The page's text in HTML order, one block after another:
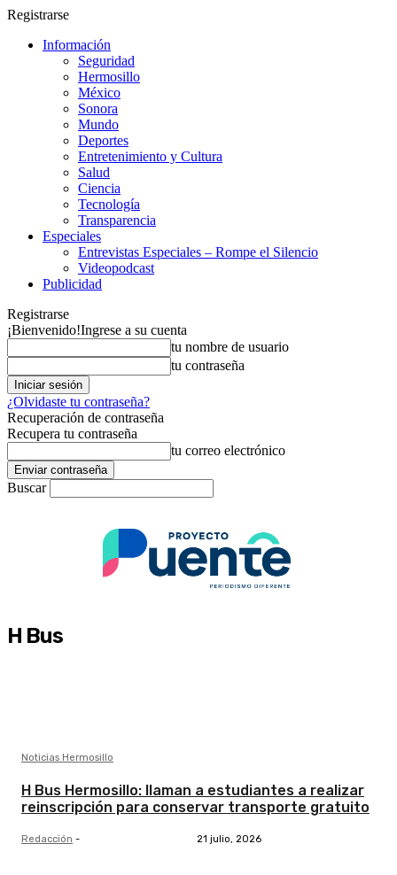
Registrarse
Información
Seguridad
Hermosillo
México
Sonora
Mundo
Deportes
Entretenimiento y Cultura
Salud
Ciencia
Tecnología
Transparencia
Especiales
Entrevistas Especiales – Rompe el Silencio
Videopodcast
Publicidad
Registrarse
¡Bienvenido!Ingrese a su cuenta
tu nombre de usuario
tu contraseña
¿Olvidaste tu contraseña?
Recuperación de contraseña
Recupera tu contraseña
tu correo electrónico
Buscar
H Bus
Noticias Hermosillo
H Bus Hermosillo: llaman a estudiantes a realizar
reinscripción para conservar transporte gratuito
Redacción - 21 julio, 2026